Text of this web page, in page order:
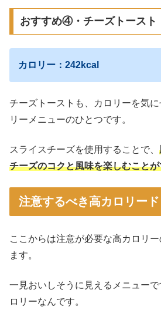
おすすめ④・チーズトースト
カロリー：242kcal
チーズトーストも、カロリーを気
リーメニューのひとつです。
スライスチーズを使用することで、
チーズのコクと風味を楽しむこと
注意するべき高カロリー
ここからは注意が必要な高カロリ
ます。
一見おいしそうに見えるメニュー
ロリーなんです。